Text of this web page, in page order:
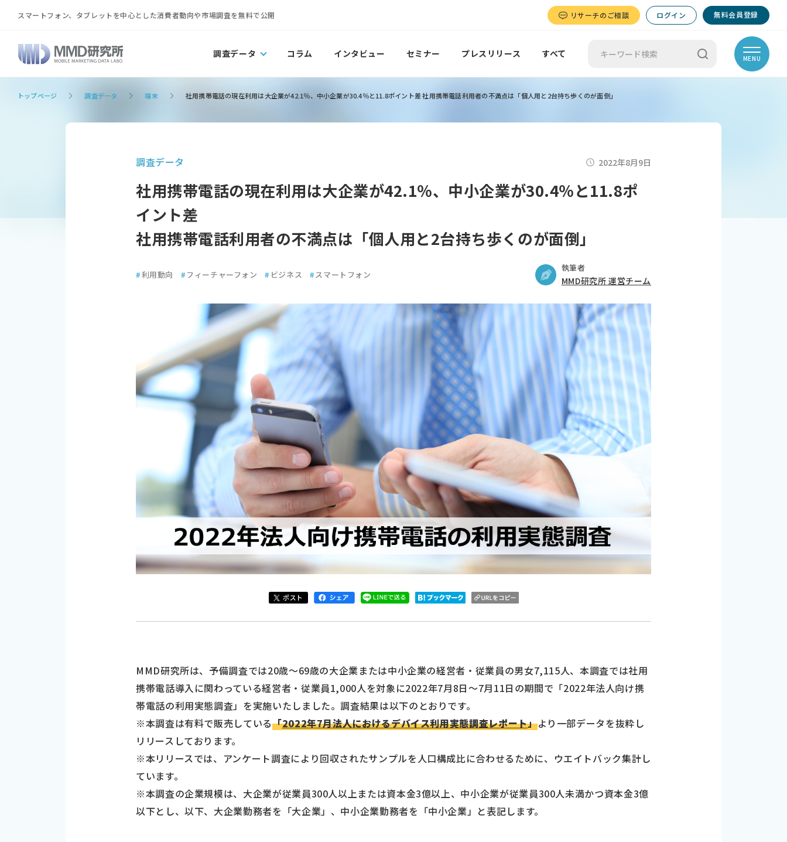
スマートフォン、タブレットを中心とした消費者動向や市場調査を無料で公開 リサーチのご相談 ログイン 無料会員登録
調査データ コラム インタビュー セミナー プレスリリース すべて MENU
トップページ 調査データ 端末 社用携帯電話の現在利用は大企業が42.1％、中小企業が30.4％と11.8ポイント差 社用携帯電話利用者の不満点は「個人用と2台持ち歩くのが面倒」
調査データ 2022年8月9日
社用携帯電話の現在利用は大企業が42.1％、中小企業が30.4％と11.8ポ
イント差
社用携帯電話利用者の不満点は「個人用と2台持ち歩くのが面倒」
#利用動向 # フィーチャーフォン # ビジネス #スマートフォン
執筆者
MMD研究所 運営チーム
MMD研究所は、予備調査では20歳～69歳の大企業または中小企業の経営者・従業員の男女7,115人、本調査では社用
携帯電話導入に関わっている経営者・従業員1,000人を対象に2022年7月8日～7月11日の期間で「2022年法人向け携
帯電話の利用実態調査」を実施いたしました。調査結果は以下のとおりです。
※本調査は有料で販売している「2022年7月法人におけるデバイス利用実態調査レポート」より一部データを抜粋し
リリースしております。
※本リリースでは、アンケート調査により回収されたサンプルを人口構成比に合わせるために、ウエイトバック集計し
ています。
※本調査の企業規模は、大企業が従業員300人以上または資本金3億以上、中小企業が従業員300人未満かつ資本金3億
以下とし、以下、大企業勤務者を「大企業」、中小企業勤務者を「中小企業」と表記します。